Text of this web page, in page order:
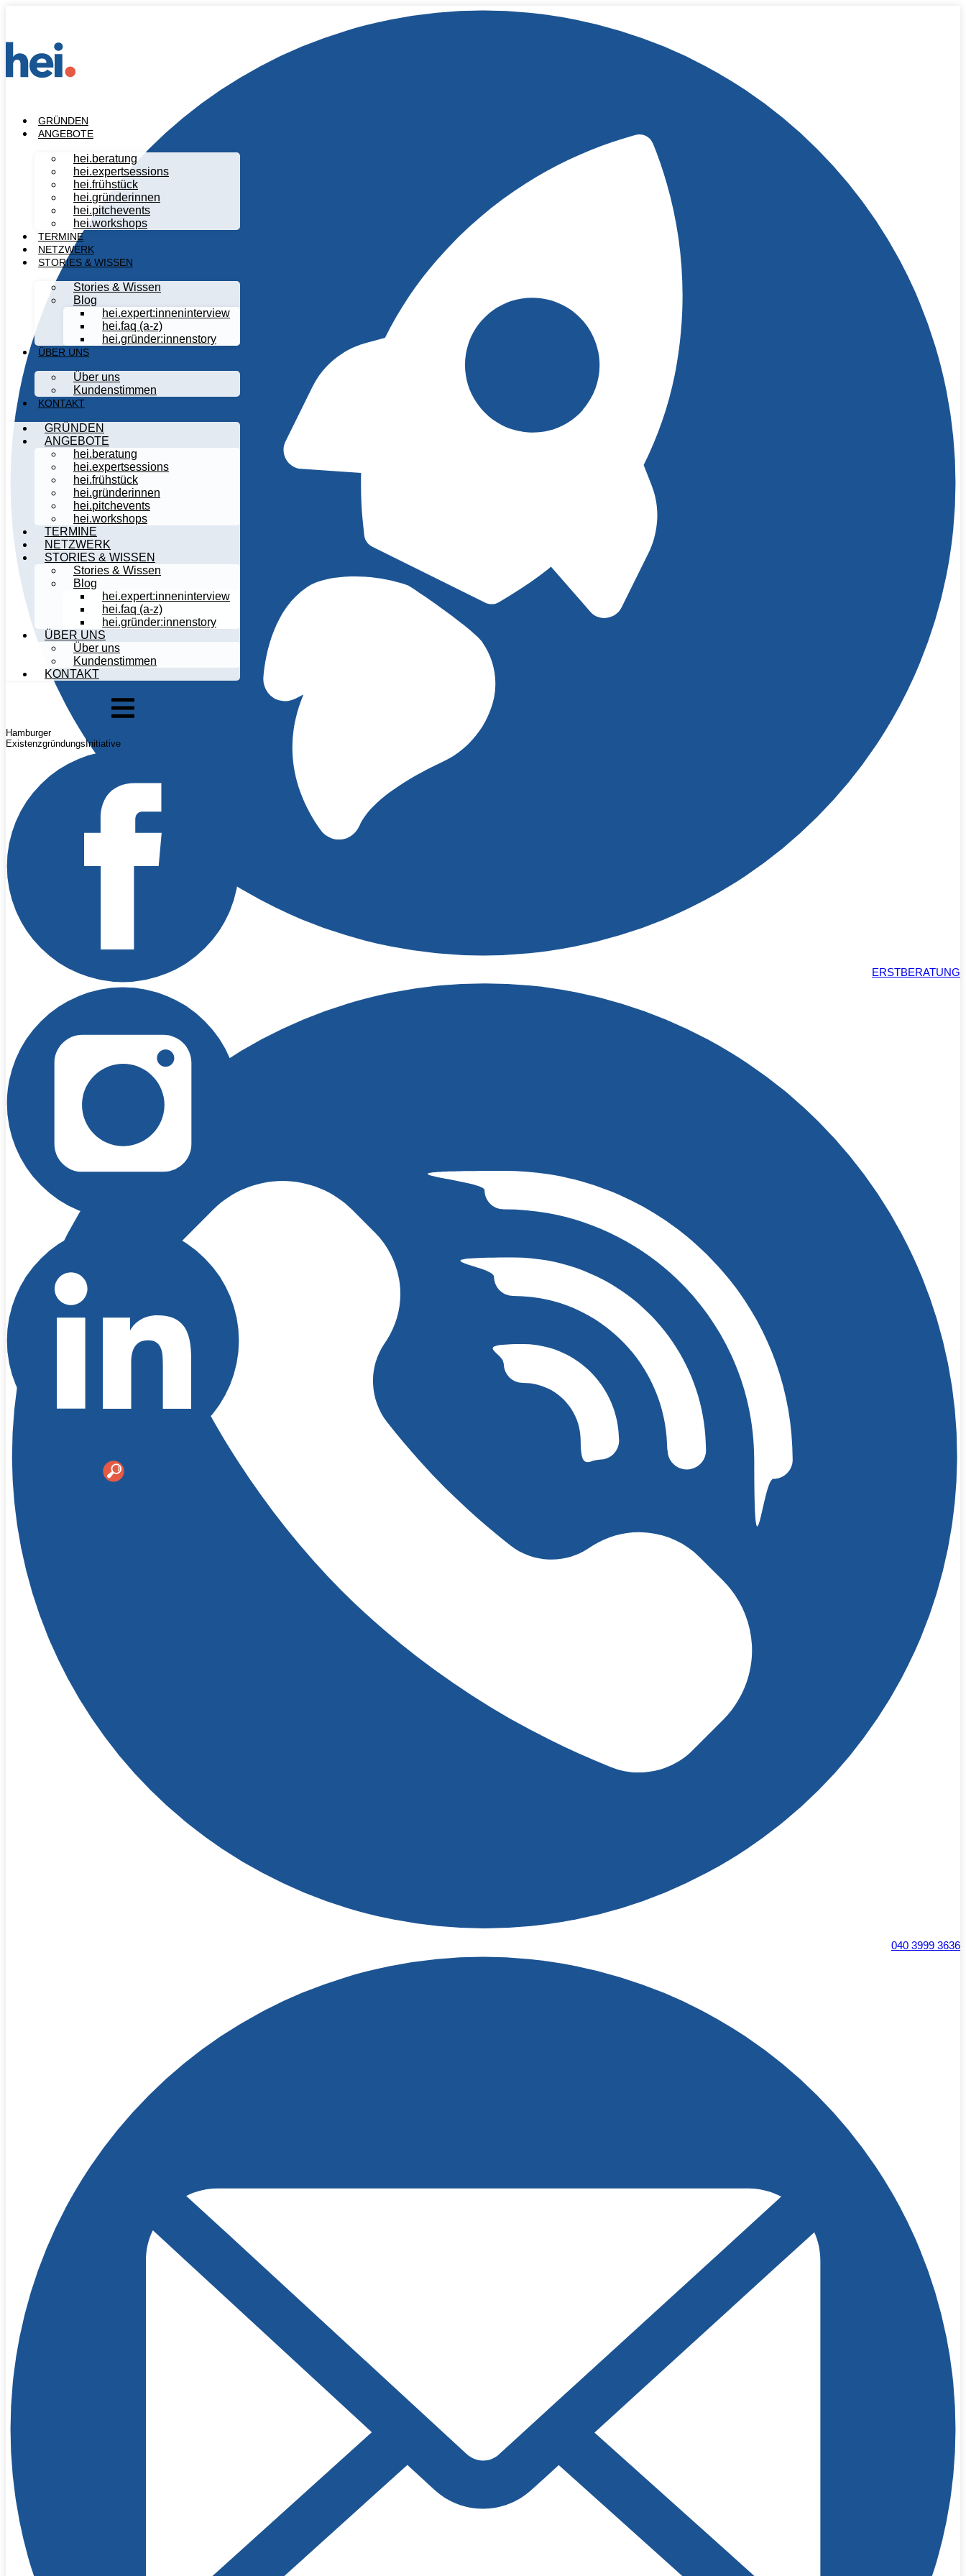
GRÜNDEN
ANGEBOTE
hei.beratung
hei.expertsessions
hei.frühstück
hei.gründerinnen
hei.pitchevents
hei.workshops
TERMINE
NETZWERK
STORIES & WISSEN
Stories & Wissen
Blog
hei.expert:inneninterview
hei.faq (a-z)
hei.gründer:innenstory
ÜBER UNS
Über uns
Kundenstimmen
KONTAKT
GRÜNDEN
ANGEBOTE
hei.beratung
hei.expertsessions
hei.frühstück
hei.gründerinnen
hei.pitchevents
hei.workshops
TERMINE
NETZWERK
STORIES & WISSEN
Stories & Wissen
Blog
hei.expert:inneninterview
hei.faq (a-z)
hei.gründer:innenstory
ÜBER UNS
Über uns
Kundenstimmen
KONTAKT
Hamburger
ExistenzgründungsInitiative
ERSTBERATUNG
040 3999 3636